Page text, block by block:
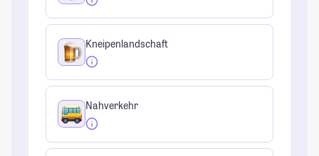
Kneipenlandschaft
Nahverkehr